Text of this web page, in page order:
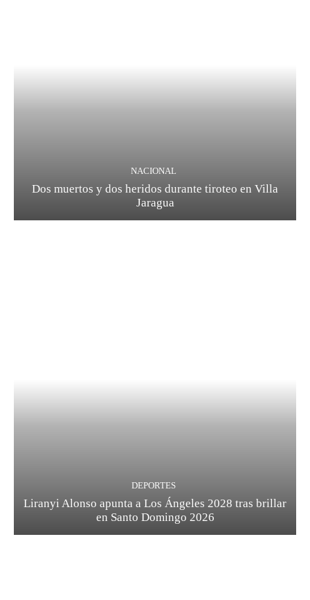
NACIONAL
Dos muertos y dos heridos durante tiroteo en Villa
Jaragua
DEPORTES
Liranyi Alonso apunta a Los Ángeles 2028 tras brillar
en Santo Domingo 2026